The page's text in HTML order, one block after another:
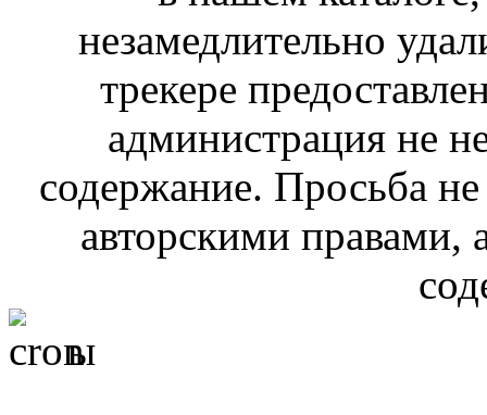
незамедлительно
трекере
администрация не
содержание. Просьба
авторскими правами,
ы